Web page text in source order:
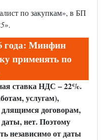
по закупкам», в БП
».
года: Минфин
применять по
ставка НДС – 22%.
услугам),
договорам,
нет. Поэтому
независимо от даты